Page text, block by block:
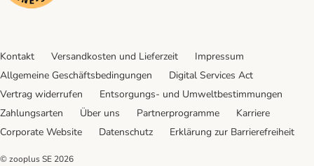
Kontakt Versandkosten und Lieferzeit
Impressum
Allgemeine Geschäftsbedingungen
Digital Services Act
Vertrag widerrufen
Entsorgungs- und Umweltbestimmungen
Zahlungsarten
Über uns Partnerprogramme
Karriere
Corporate Website
Datenschutz Erklärung zur Barrierefreiheit
© zooplus SE 2026